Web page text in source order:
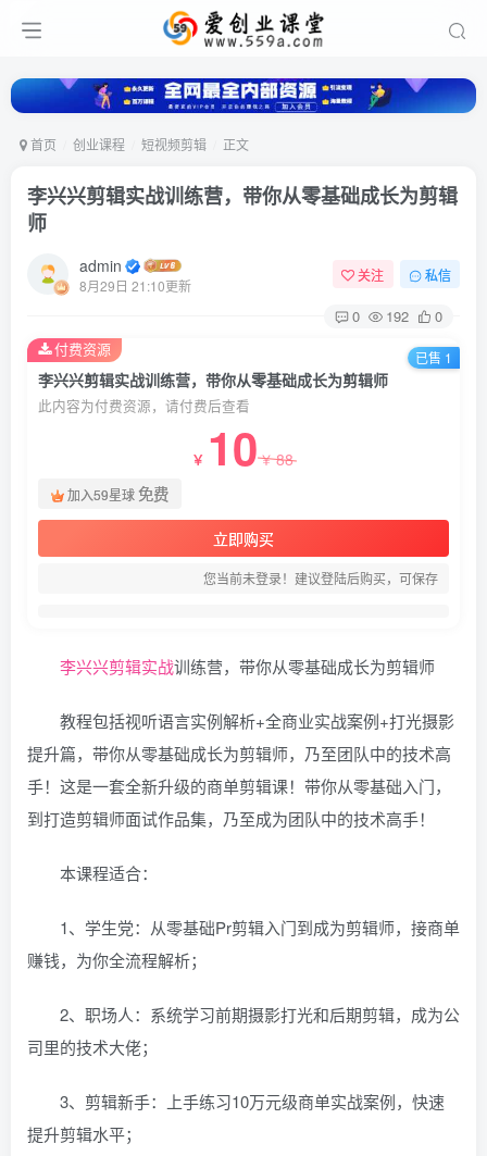
首页 创业课程 短视频剪辑 正文
李兴兴剪辑实战训练营，带你从零基础成长为剪辑
师
admin
8月29日 21:10更新
关注 私信
0 192 0
李兴兴剪辑实战训练营，带你从零基础成长为剪辑师
此内容为付费资源，请付费后查看
￥ 10￥88
加入59星球免费
立即购买
您当前未登录！建议登陆后购买，可保存
付费资源 已售 1
李兴兴剪辑实战训练营，带你从零基础成长为剪辑师
教程包括视听语言实例解析+全商业实战案例+打光摄影
提升篇，带你从零基础成长为剪辑师，乃至团队中的技术高
手！这是一套全新升级的商单剪辑课！带你从零基础入门，
到打造剪辑师面试作品集，乃至成为团队中的技术高手！
本课程适合：
1、学生党：从零基础Pr剪辑入门到成为剪辑师，接商单
赚钱，为你全流程解析；
2、职场人：系统学习前期摄影打光和后期剪辑，成为公
司里的技术大佬；
3、剪辑新手：上手练习10万元级商单实战案例，快速
提升剪辑水平；